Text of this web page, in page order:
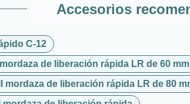
Accesorios
C-12
de liberación rápida LR de 60 mm
mordaza de liberación rápida LR de 80